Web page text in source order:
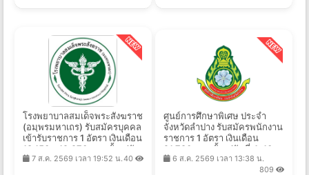
โรงพยาบาลสมเด็จพระสังฆราช
(อมฺพรมหาเถร) รับสมัครบุคคล
เข้ารับราชการ 1 อัตรา เงินเดือน
18,150 – 19,970 บาท ตั้งแต่วัน
ที่ 10 - 19 ส.ค. 2569
7 ส.ค. 2569 เวลา 19:52 น.40
ศูนย์การศึกษาพิเศษ ประจำ
จังหวัดลำปาง รับสมัครพนักงาน
ราชการ 1 อัตรา เงินเดือน
21,780 บาท ตั้งแต่วันที่ 4-10
ส.ค. 2569
6 ส.ค. 2569 เวลา 13:38 น.
809